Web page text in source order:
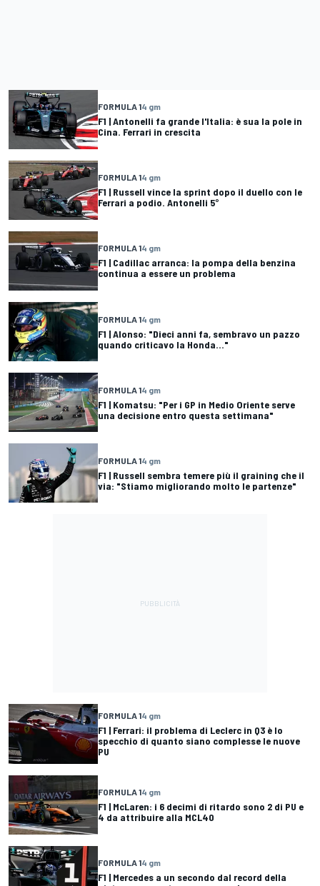
FORMULA 14 gm
F1 | Antonelli fa grande l'Italia: è sua la pole in
Cina. Ferrari in crescita
FORMULA 14 gm
F1 | Russell vince la sprint dopo il duello con le
Ferrari a podio. Antonelli 5°
FORMULA 14 gm
F1 | Cadillac arranca: la pompa della benzina
continua a essere un problema
FORMULA 14 gm
F1 | Alonso: "Dieci anni fa, sembravo un pazzo
quando criticavo la Honda…"
FORMULA 14 gm
F1 | Komatsu: "Per i GP in Medio Oriente serve
una decisione entro questa settimana"
FORMULA 14 gm
F1 | Russell sembra temere più il graining che il
via: "Stiamo migliorando molto le partenze"
FORMULA 14 gm
F1 | Ferrari: il problema di Leclerc in Q3 è lo
specchio di quanto siano complesse le nuove
PU
FORMULA 14 gm
F1 | McLaren: i 6 decimi di ritardo sono 2 di PU e
4 da attribuire alla MCL40
FORMULA 14 gm
F1 | Mercedes a un secondo dal record della